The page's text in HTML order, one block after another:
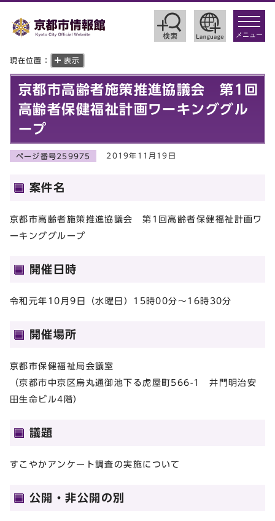
toggle
メニュー
現在位置： 表示
京都市高齢者施策推進協議会 第1回
高齢者保健福祉計画ワーキンググル
ープ
ページ番号259975 2019年11月19日
案件名
京都市高齢者施策推進協議会 第1回高齢者保健福祉計画ワ
ーキンググループ
開催日時
令和元年10月9日（水曜日）15時00分～16時30分
開催場所
京都市保健福祉局会議室
（京都市中京区烏丸通御池下る虎屋町566-1 井門明治安
田生命ビル4階）
議題
すこやかアンケート調査の実施について
公開・非公開の別